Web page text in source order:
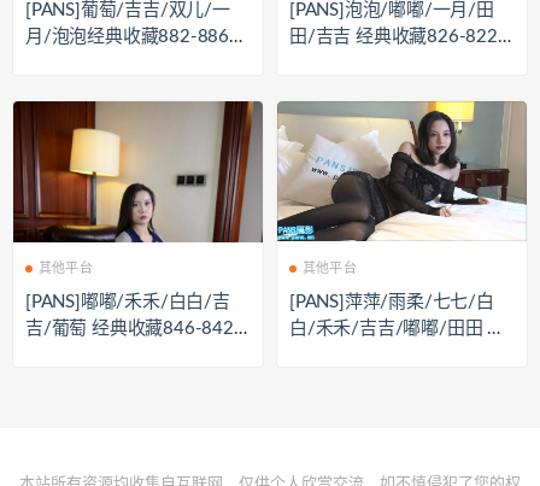
[PANS]葡萄/吉吉/双儿/一
月/泡泡经典收藏882-886私
[PANS]泡泡/嘟嘟/一月/田
田/吉吉 经典收藏826-822
其他平台
[PANS]嘟嘟/禾禾/白白/吉
吉/葡萄 经典收藏846-842
其他平台
[PANS]萍萍/雨柔/七七/白
白/禾禾/吉吉/嘟嘟/田田 等